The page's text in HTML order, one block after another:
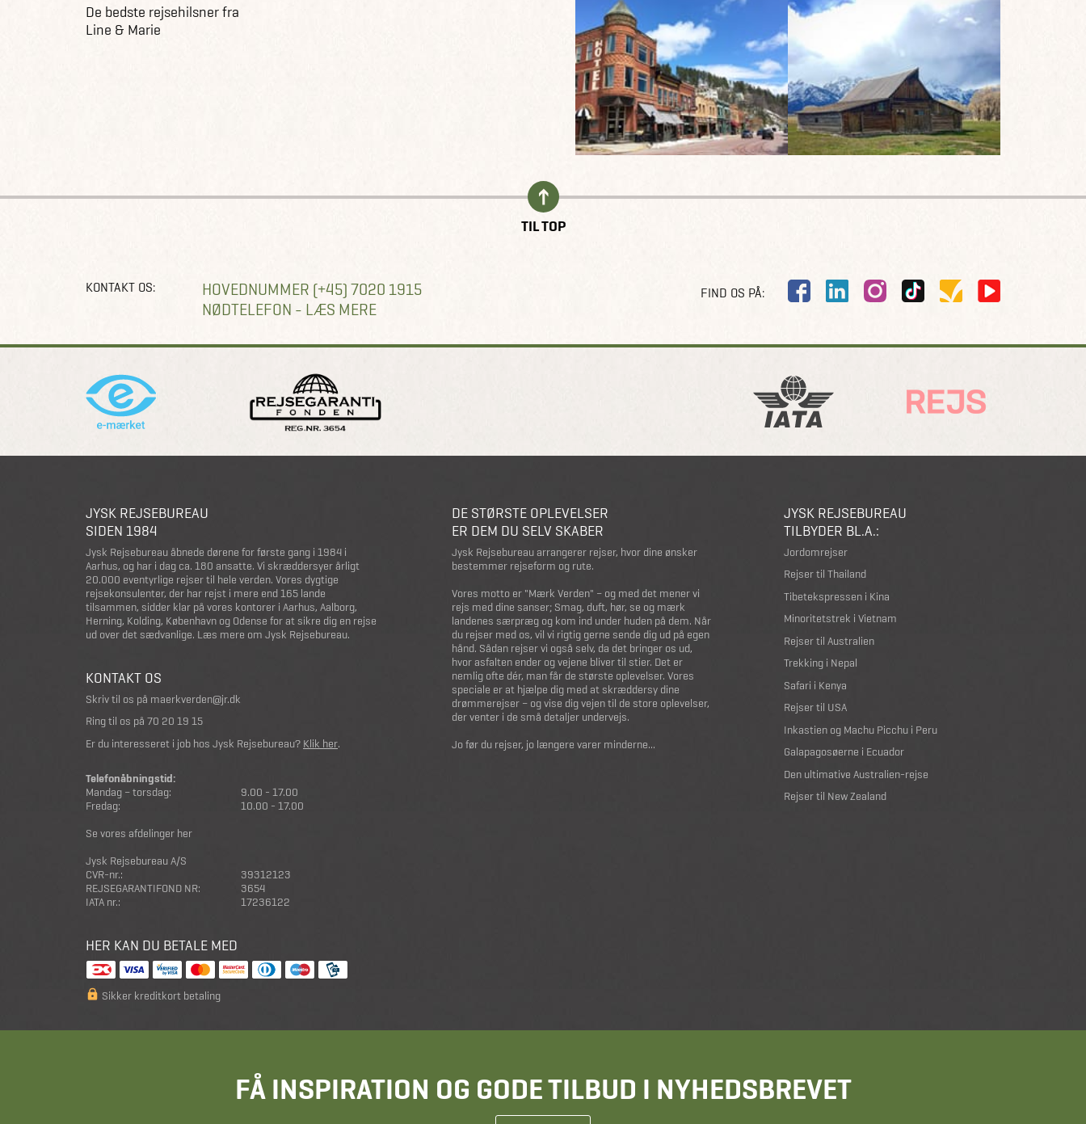
De bedste rejsehilsner fra
Line & Marie
TIL TOP
KONTAKT OS:
HOVEDNUMMER (+45) 7020 1915
NØDTELEFON - LÆS MERE
FIND OS PÅ:
JYSK REJSEBUREAU
SIDEN 1984
Jysk Rejsebureau åbnede dørene for første gang i 1984 i
Aarhus, og har i dag ca. 180 ansatte. Vi skræddersyer årligt
20.000 eventyrlige rejser til hele verden. Vores dygtige
rejsekonsulenter, der har rejst i mere end 165 lande
tilsammen, sidder klar på vores kontorer i Aarhus, Aalborg,
Herning, Kolding, København og Odense for at sikre dig en rejse
ud over det sædvanlige. Læs mere om Jysk Rejsebureau.
KONTAKT OS
Skriv til os på maerkverden@jr.dk
Ring til os på 70 20 19 15
Er du interesseret i job hos Jysk Rejsebureau? Klik her.
Telefonåbningstid:
Mandag – torsdag:
9.00 - 17.00
Fredag:
10.00 - 17.00
Se vores afdelinger her
Jysk Rejsebureau A/S
CVR-nr.:
39312123
REJSEGARANTIFOND NR:
3654
IATA nr.:
17236122
HER KAN DU BETALE MED
Sikker kreditkort betaling
DE STØRSTE OPLEVELSER
ER DEM DU SELV SKABER
Jysk Rejsebureau arrangerer rejser, hvor dine ønsker
bestemmer rejseform og rute.
Vores motto er "Mærk Verden" – og med det mener vi
rejs med dine sanser; Smag, duft, hør, se og mærk
landenes særpræg og kom ind under huden på dem. Når
du rejser med os, vil vi rigtig gerne sende dig ud på egen
hånd. Sådan rejser vi også selv, da det bringer os ud,
hvor asfalten ender og vejene bliver til stier. Det er
nemlig ofte dér, man får de største oplevelser. Vores
speciale er at hjælpe dig med at skræddersy dine
drømmerejser – og vise dig vejen til de store oplevelser,
der venter i de små detaljer undervejs.
Jo før du rejser, jo længere varer minderne...
JYSK REJSEBUREAU
TILBYDER BL.A.:
Jordomrejser
Rejser til Thailand
Tibetekspressen i Kina
Minoritetstrek i Vietnam
Rejser til Australien
Trekking i Nepal
Safari i Kenya
Rejser til USA
Inkastien og Machu Picchu i Peru
Galapagosøerne i Ecuador
Den ultimative Australien-rejse
Rejser til New Zealand
FÅ INSPIRATION OG GODE TILBUD I NYHEDSBREVET